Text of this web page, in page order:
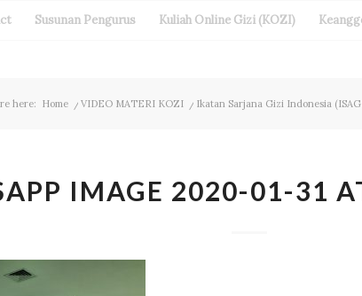
Susunan Pengurus Kuliah Online Gizi (KOZI)
here: Home / VIDEO MATERI KOZI / Ikatan Sarjana Gizi Indonesia
IMAGE 2020-01-31